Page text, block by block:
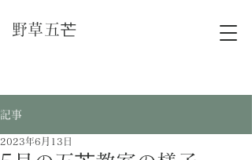
​野草五芒
記事
2023年6月13日